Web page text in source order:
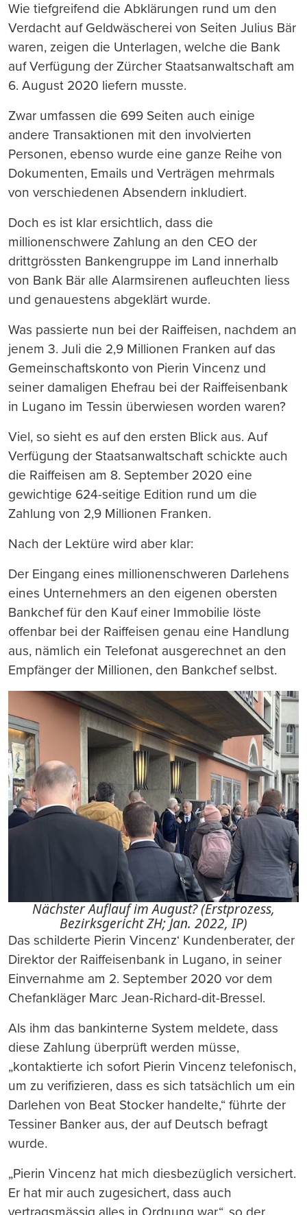
Wie tiefgreifend die Abklärungen rund um den
Verdacht auf Geldwäscherei von Seiten Julius Bär
waren, zeigen die Unterlagen, welche die Bank
auf Verfügung der Zürcher Staatsanwaltschaft am
6. August 2020 liefern musste.
Zwar umfassen die 699 Seiten auch einige
andere Transaktionen mit den involvierten
Personen, ebenso wurde eine ganze Reihe von
Dokumenten, Emails und Verträgen mehrmals
von verschiedenen Absendern inkludiert.
Doch es ist klar ersichtlich, dass die
millionenschwere Zahlung an den CEO der
drittgrössten Bankengruppe im Land innerhalb
von Bank Bär alle Alarmsirenen aufleuchten liess
und genauestens abgeklärt wurde.
Was passierte nun bei der Raiffeisen, nachdem an
jenem 3. Juli die 2,9 Millionen Franken auf das
Gemeinschaftskonto von Pierin Vincenz und
seiner damaligen Ehefrau bei der Raiffeisenbank
in Lugano im Tessin überwiesen worden waren?
Viel, so sieht es auf den ersten Blick aus. Auf
Verfügung der Staatsanwaltschaft schickte auch
die Raiffeisen am 8. September 2020 eine
gewichtige 624-seitige Edition rund um die
Zahlung von 2,9 Millionen Franken.
Nach der Lektüre wird aber klar:
Der Eingang eines millionenschweren Darlehens
eines Unternehmers an den eigenen obersten
Bankchef für den Kauf einer Immobilie löste
offenbar bei der Raiffeisen genau eine Handlung
aus, nämlich ein Telefonat ausgerechnet an den
Empfänger der Millionen, den Bankchef selbst.
Nächster Auflauf im August? (Erstprozess,
Bezirksgericht ZH; Jan. 2022, IP)
Das schilderte Pierin Vincenz‘ Kundenberater, der
Direktor der Raiffeisenbank in Lugano, in seiner
Einvernahme am 2. September 2020 vor dem
Chefankläger Marc Jean-Richard-dit-Bressel.
Als ihm das bankinterne System meldete, dass
diese Zahlung überprüft werden müsse,
„kontaktierte ich sofort Pierin Vincenz telefonisch,
um zu verifizieren, dass es sich tatsächlich um ein
Darlehen von Beat Stocker handelte,“ führte der
Tessiner Banker aus, der auf Deutsch befragt
wurde.
„Pierin Vincenz hat mich diesbezüglich versichert.
Er hat mir auch zugesichert, dass auch
vertragsmässig alles in Ordnung war.“, so der